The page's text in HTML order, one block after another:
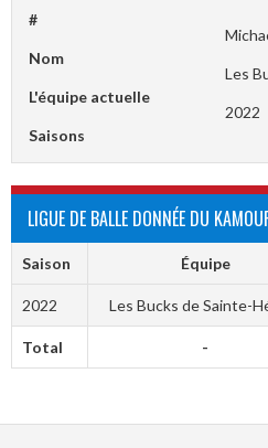
#
Nom
L'équipe actuelle
Les
Saisons
2022
LIGUE DE BALLE DONNÉE DU
Saison Équipe
2022 Les Bucks de Sainte-
Total -